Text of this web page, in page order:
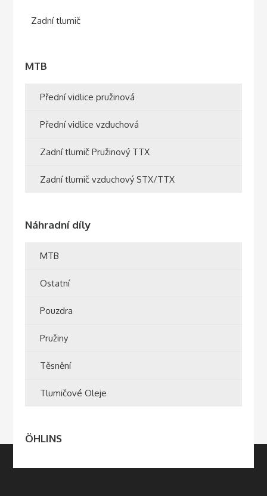
Zadní tlumič
MTB
Přední vidlice pružinová
Přední vidlice vzduchová
Zadní tlumič Pružinový TTX
Zadní tlumič vzduchový STX/TTX
Náhradní díly
MTB
Ostatní
Pouzdra
Pružiny
Těsnění
Tlumičové Oleje
ÖHLINS